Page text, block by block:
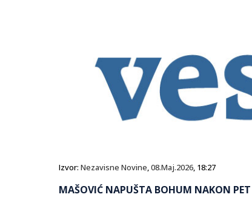
Izvor: Nezavisne Novine,08.Maj.2026, 18:27
MAŠOVIĆ NAPUŠTA BOHUM NAKON